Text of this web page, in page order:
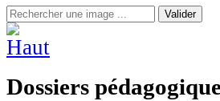
Valider
Dossiers